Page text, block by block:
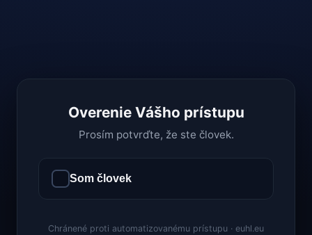
Overenie Vášho prístupu
Prosím potvrďte, že ste človek.
Som človek
Chránené proti automatizovanému prístupu · euhl.eu